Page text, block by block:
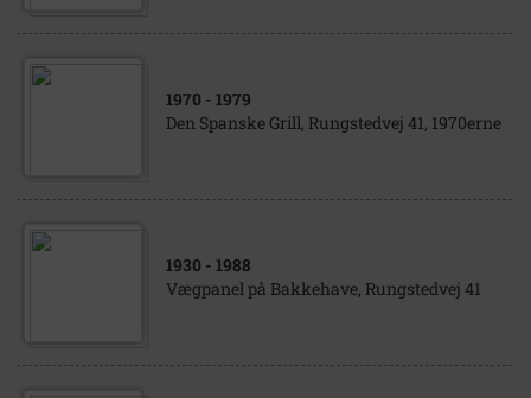
1970 - 1979
Den Spanske Grill, Rungstedvej 41, 1970erne
1930 - 1988
Vægpanel på Bakkehave, Rungstedvej 41